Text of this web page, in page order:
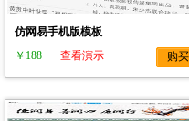
仿网易手机版模板
￥188
查看演示 购买